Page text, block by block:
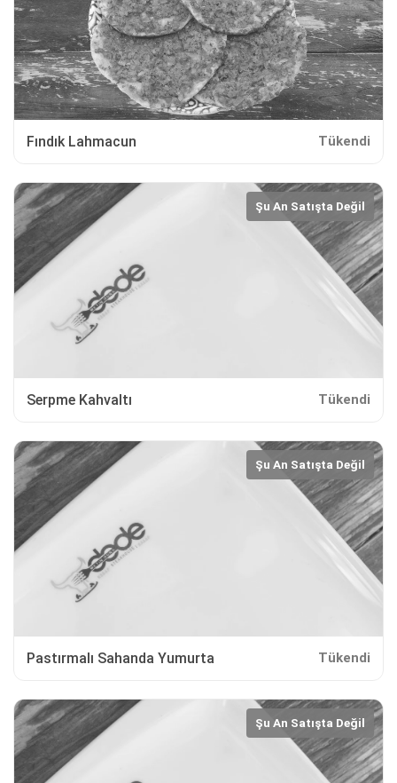
Fındık Lahmacun Tükendi
Şu An Satışta Değil
Serpme Kahvaltı Tükendi
Şu An Satışta Değil
Pastırmalı Sahanda Yumurta Tükendi
Şu An Satışta Değil